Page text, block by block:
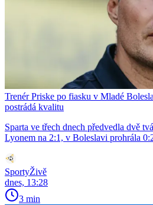
Trenér Priske po fiasku v Mladé
postrádá kvalitu
Sparta ve třech dnech předvedla dvě
Lyonem na 2:1, v Boleslavi prohrála
SportyŽivě
dnes, 13:28
3 min